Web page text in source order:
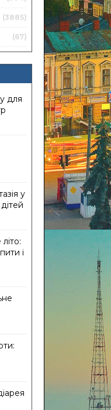
(3885)
(67)
для
у
і